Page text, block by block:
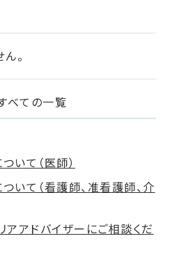
。
べての一覧
いて（医師）
いて（看護師、准看護師、介
アアドバイザーにご相談くだ